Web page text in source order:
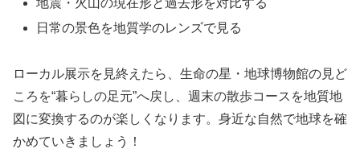
地震・火山の現在形と過去形を対比する
日常の景色を地質学のレンズで見る
ローカル展示を見終えたら、生命の星・地球博物館の見ど
ころを“暮らしの足元”へ戻し、週末の散歩コースを地質地
図に変換するのが楽しくなります。身近な自然で地球を確
かめていきましょう！